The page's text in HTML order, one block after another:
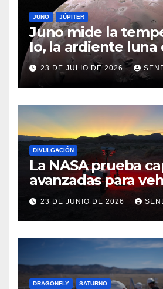
JUNO JÚPITER
Juno mide la
Io, la ardiente luna
23 DE JULIO DE 2026
DIVULGACIÓN
La NASA prueba
avanzadas para
exploradores
marcianos.
23 DE JUNIO DE 2026
DRAGONFLY SATURNO